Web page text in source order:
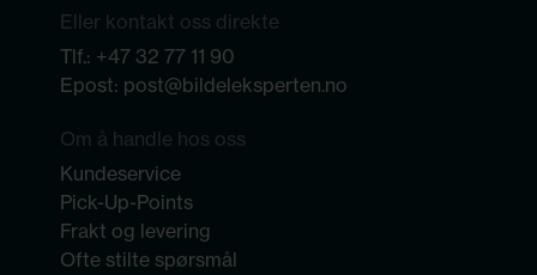
Eller kontakt oss direkte
Tlf.: +47 32 77 11 90
Epost: post@bildeleksperten.no
Om å handle hos oss
Kundeservice
Pick-Up-Points
Frakt og levering
Ofte stilte spørsmål